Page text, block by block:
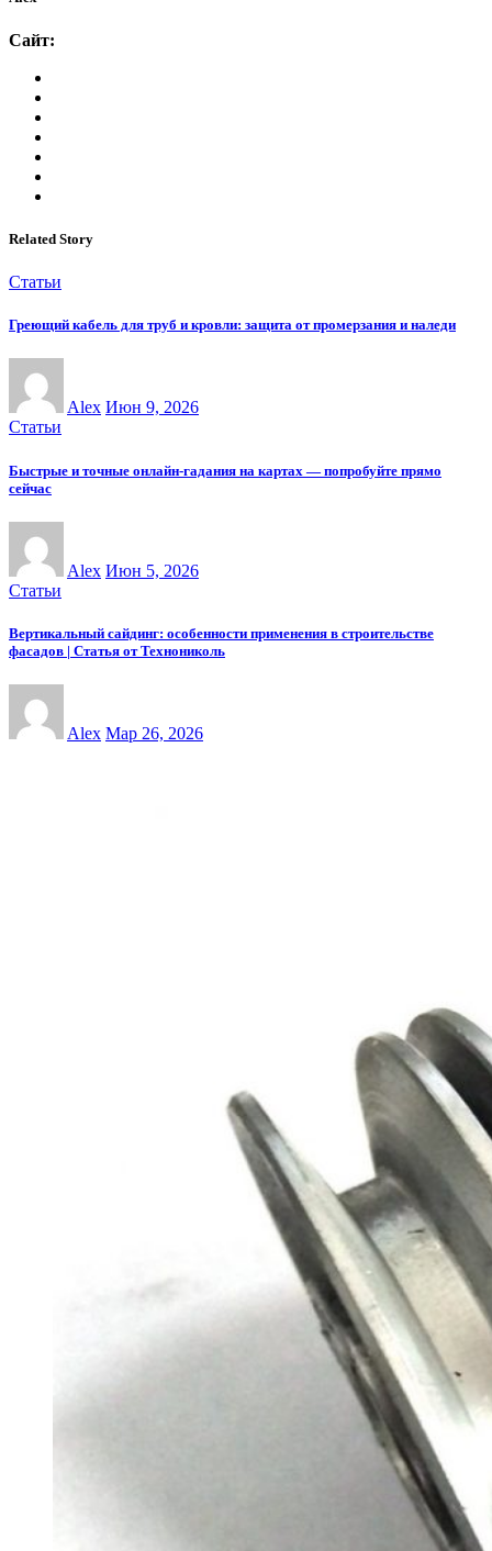
Сайт:
Related Story
Статьи
Греющий кабель для труб и кровли: защита от промерзания и наледи
Alex Июн 9, 2026
Статьи
Быстрые и точные онлайн-гадания на картах — попробуйте прямо
сейчас
Alex Июн 5, 2026
Статьи
Вертикальный сайдинг: особенности применения в строительстве
фасадов | Статья от Технониколь
Alex Мар 26, 2026